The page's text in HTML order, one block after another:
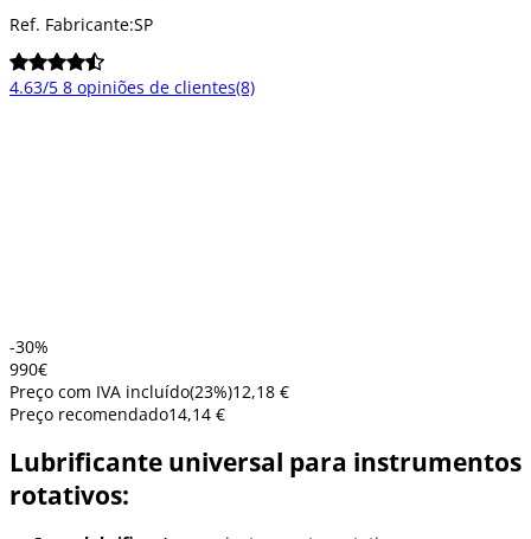
Ref. Fabricante:SP
4.63/5 8 opiniões de clientes(8)
-30%
990€
Preço com IVA incluído(23%)12,18 €
Preço recomendado14,14 €
Lubrificante universal para instrumentos
rotativos: